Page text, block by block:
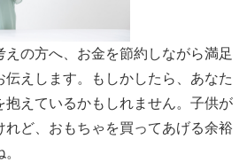
の方へ、お金を節約しながら満足
伝えします。もしかしたら、あなた
抱えているかもしれません。子供が
れど、おもちゃを買ってあげる余裕